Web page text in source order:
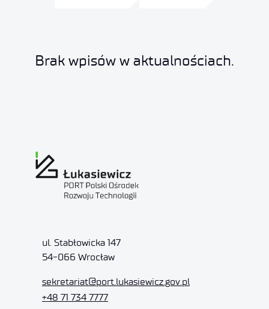
Brak wpisów w aktualnościach.
ul. Stabłowicka 147
54-066 Wrocław
sekretariat@port.lukasiewicz.gov.pl
+48 71 734 7777